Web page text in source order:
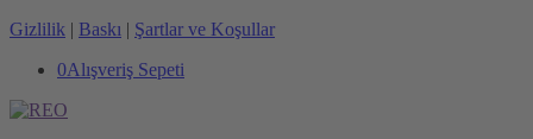
Gizlilik | Baskı | Şartlar ve Koşullar
0Alışveriş Sepeti